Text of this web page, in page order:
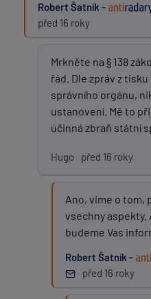
Robert Šatník -
před 16 roky
Mrkněte na § 138
řád. Dle zpráv z
správního orgánu,
ustanovení. Mě to
účinná zbraň státní
Hugo před 16 roky
Ano, vime o tom,
vsechny aspekty.
budeme Vas
Robert Šatník -
před 16 roky